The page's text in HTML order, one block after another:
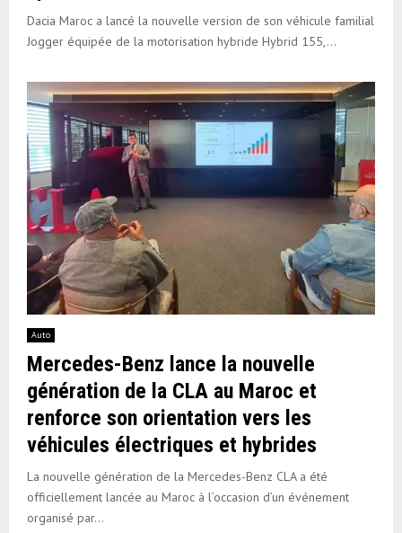
Dacia Maroc a lancé la nouvelle version de son véhicule familial
Jogger équipée de la motorisation hybride Hybrid 155,...
Auto
Mercedes-Benz lance la nouvelle
génération de la CLA au Maroc et
renforce son orientation vers les
véhicules électriques et hybrides
La nouvelle génération de la Mercedes-Benz CLA a été
officiellement lancée au Maroc à l’occasion d’un événement
organisé par...